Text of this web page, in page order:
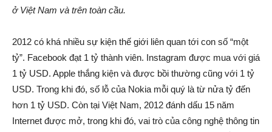
ở Việt Nam và trên toàn cầu.
2012 có khá nhiều sự kiện thế giới liên quan tới con số “một
tỷ”. Facebook đạt 1 tỷ thành viên. Instagram được mua với giá
1 tỷ USD. Apple thắng kiện và được bồi thường cũng với 1 tỷ
USD. Trong khi đó, số lỗ của Nokia mỗi quý là từ nửa tỷ đến
hơn 1 tỷ USD. Còn tại Việt Nam, 2012 đánh dấu 15 năm
Internet được mở, trong khi đó, vai trò của công nghệ thông tin